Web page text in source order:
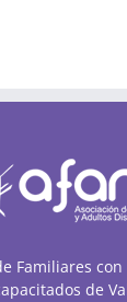
Familiares
de